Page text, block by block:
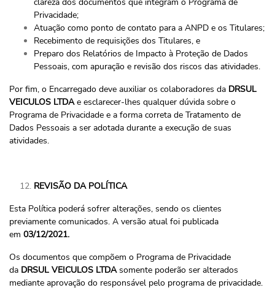
Privacidade;
Atuação como ponto de contato para a ANPD e os Titulares;
Recebimento de requisições dos Titulares, e
Preparo dos Relatórios de Impacto à Proteção de Dados
Pessoais, com apuração e revisão dos riscos das atividades.
Por fim, o Encarregado deve auxiliar os colaboradores da DRSUL
VEICULOS LTDAe esclarecer-lhes qualquer dúvida sobre o
Programa de Privacidade e a forma correta de Tratamento de
Dados Pessoais a ser adotada durante a execução de suas
atividades.
REVISÃO DA POLÍTICA
Esta Política poderá sofrer alterações, sendo os clientes
previamente comunicados. A versão atual foi publicada
em 03/12/2021.
Os documentos que compõem o Programa de Privacidade
da DRSUL VEICULOS LTDAsomente poderão ser alterados
mediante aprovação do responsável pelo programa de privacidade.